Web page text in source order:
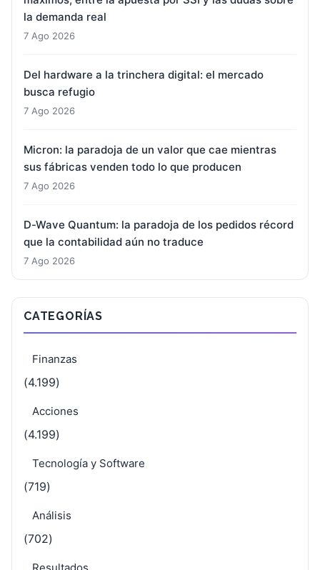
la demanda real
7 Ago 2026
Del hardware a la trinchera digital: el mercado
busca refugio
7 Ago 2026
Micron: la paradoja de un valor que cae mientras
sus fábricas venden todo lo que producen
7 Ago 2026
D-Wave Quantum: la paradoja de los pedidos récord
que la contabilidad aún no traduce
7 Ago 2026
CATEGORÍAS
Finanzas
(4.199)
Acciones
(4.199)
Tecnología y Software
(719)
Análisis
(702)